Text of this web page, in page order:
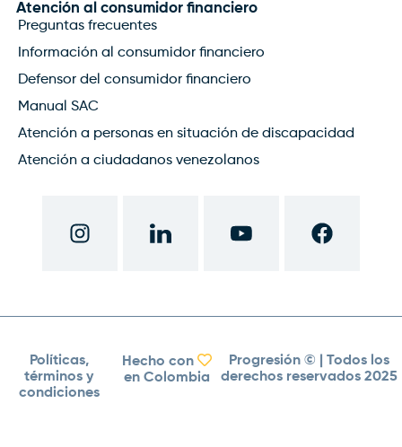
Atención al consumidor financiero
Preguntas frecuentes
Información al consumidor financiero
Defensor del consumidor financiero
Manual SAC
Atención a personas en situación de discapacidad
Atención a ciudadanos venezolanos
Políticas,
términos y
condiciones
Hecho con
en Colombia
Progresión ©
| Todos los
derechos reservados 2025